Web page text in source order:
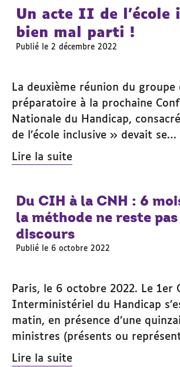
Un acte II de l’école
bien mal parti !
Publié le 2 décembre 2022
La deuxième réunion du
préparatoire à la prochaine
Nationale du Handicap,
de l’école inclusive » devait se…
Lire la suite
Du CIH à la CNH : 6
la méthode ne reste pas
discours
Publié le 6 octobre 2022
Paris, le 6 octobre 2022. Le 1er
Interministériel du Handicap
matin, en présence d’une
ministres (présents ou
Lire la suite